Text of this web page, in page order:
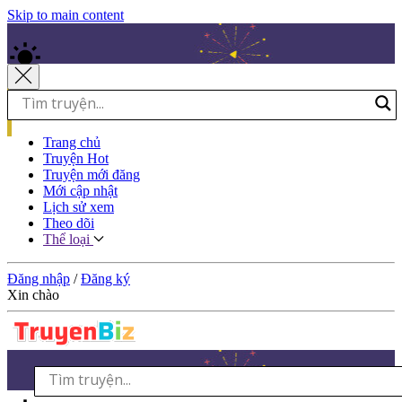
Skip to main content
Trang chủ
Truyện Hot
Truyện mới đăng
Mới cập nhật
Lịch sử xem
Theo dõi
Thể loại
Đăng nhập /Đăng ký
Xin chào